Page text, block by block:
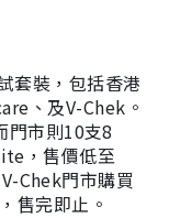
套裝，包括香港
、及V-Chek。
門市則10支8
，售價低至
Chek門市購買
售完即止。